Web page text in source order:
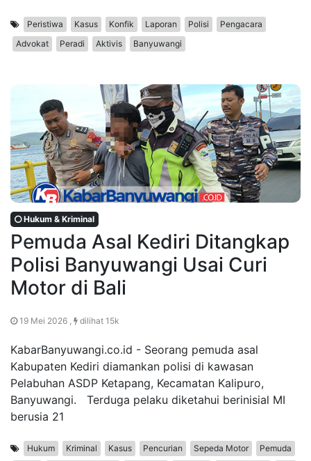
Peristiwa Kasus Konfik Laporan Polisi
Pengacara
Advokat
Peradi Aktivis Banyuwangi
Hukum & Kriminal
Pemuda Asal Kediri Ditangkap
Polisi Banyuwangi Usai Curi
Motor di Bali
19 Mei 2026 , dilihat 15k
KabarBanyuwangi.co.id - Seorang pemuda asal
Kabupaten Kediri diamankan polisi di kawasan
Pelabuhan ASDP Ketapang, Kecamatan Kalipuro,
Banyuwangi. Terduga pelaku diketahui berinisial MI
berusia 21
Hukum Kriminal Kasus Pencurian Sepeda Motor
Pemuda